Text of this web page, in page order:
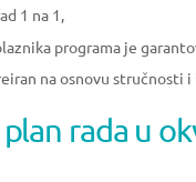
1 na 1,
programa je
na osnovu stručnosti
plan rada u